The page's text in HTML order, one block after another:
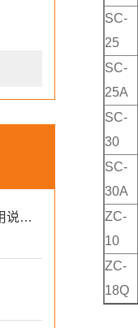
GHP-9080隔水式恒温培养箱使用说明书
SC-
25
SC-
25A
SC-
30
SC-
30A
ZC-
10
ZC-
18Q